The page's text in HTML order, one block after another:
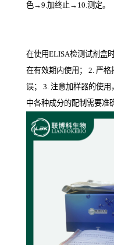
色→9.加终止→10.测定。
在使用ELISA检测试剂盒
在有效期内使用； 2. 严
误； 3. 注意加样器的使
中各种成分的配制需要准